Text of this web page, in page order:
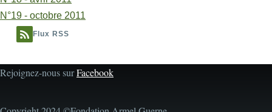
N°19 - octobre 2011
Flux RSS
Rejoignez-nous surFacebook